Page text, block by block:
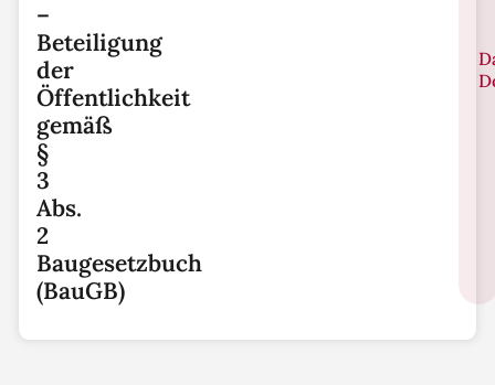
–
Beteiligung
der
Öffentlichkeit
gemäß
§
3
Abs.
2
Baugesetzbuch
(BauGB)